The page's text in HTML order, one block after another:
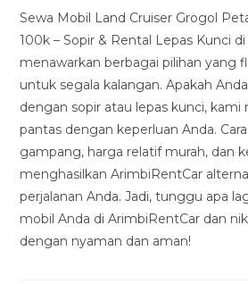
Sewa Mobil Land Cruiser Grogol
100k – Sopir & Rental Lepas Kunci
menawarkan berbagai pilihan yang
untuk segala kalangan. Apakah
dengan sopir atau lepas kunci, kami
pantas dengan keperluan Anda.
gampang, harga relatif murah, dan
menghasilkan ArimbiRentCar
perjalanan Anda. Jadi, tunggu apa
mobil Anda di ArimbiRentCar dan
dengan nyaman dan aman!